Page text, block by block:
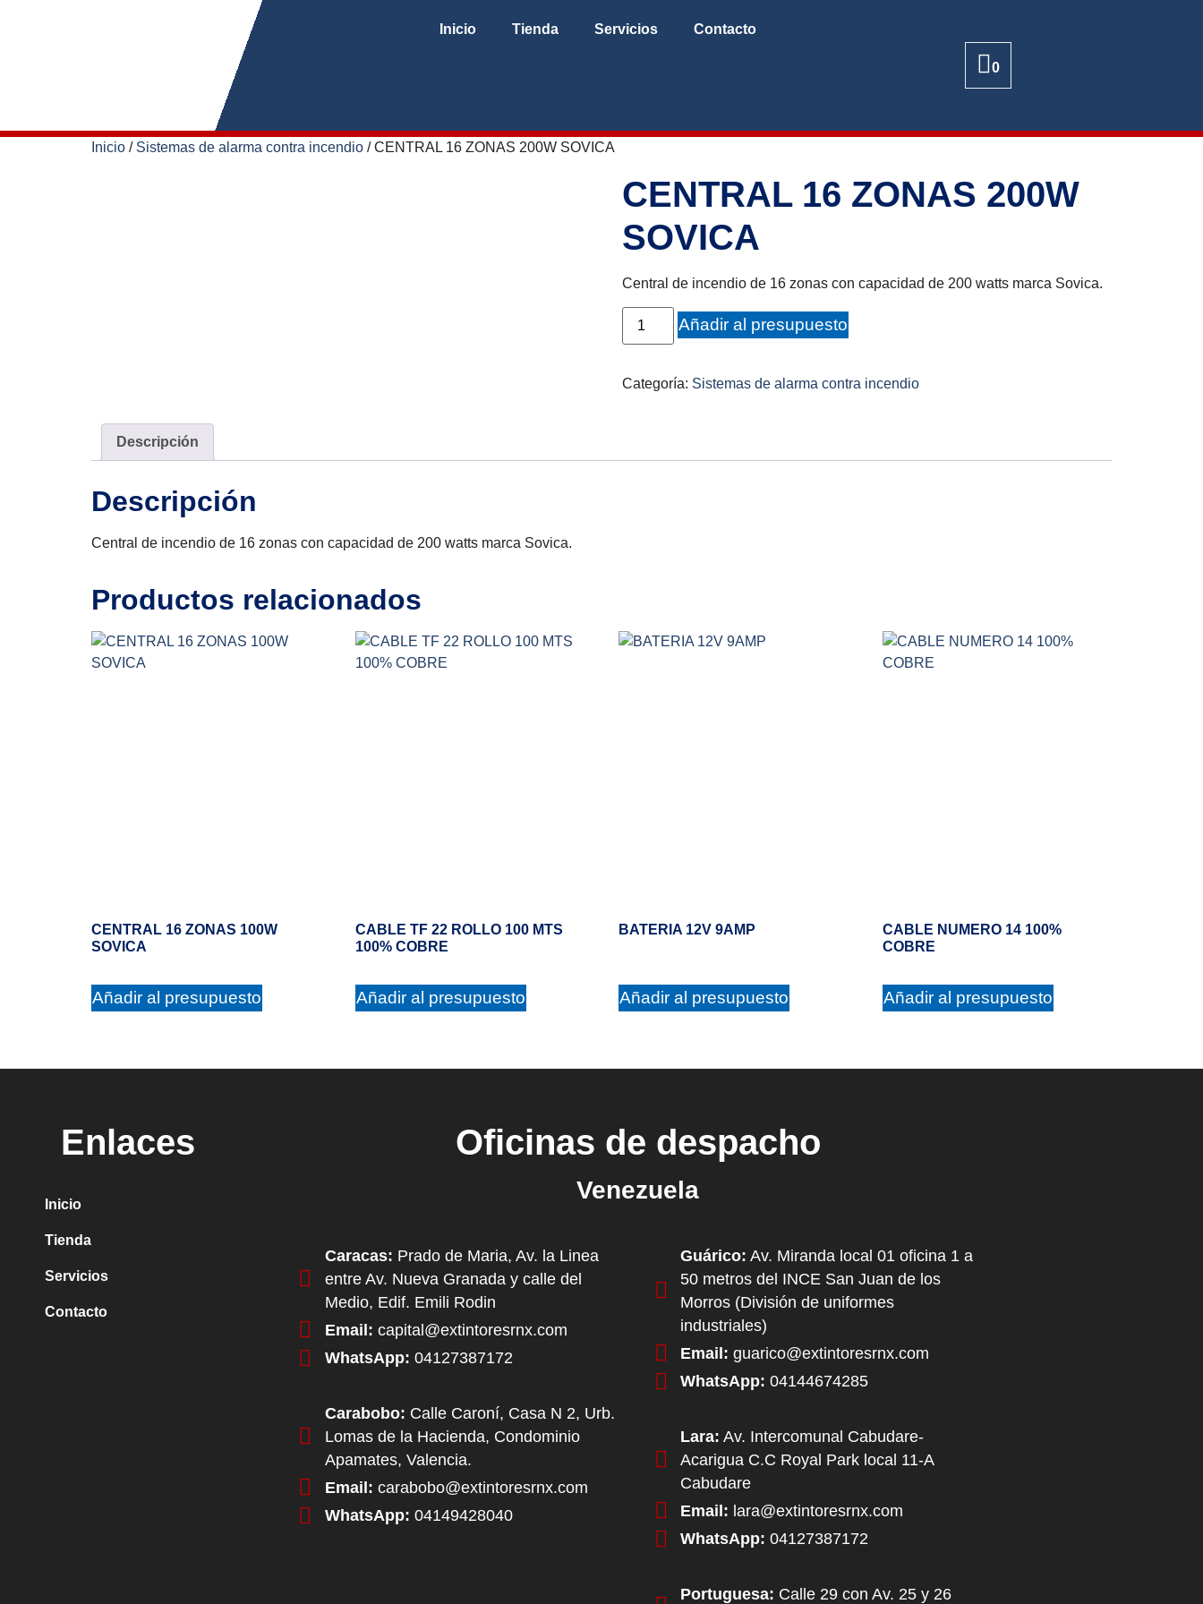
Inicio Tienda Servicios Contacto
0
Inicio / Sistemas de alarma contra incendio / CENTRAL 16 ZONAS 200W SOVICA
CENTRAL 16 ZONAS 200W
SOVICA
Central de incendio de 16 zonas con capacidad de 200 watts marca Sovica.
Añadir al presupuesto
Categoría: Sistemas de alarma contra incendio
Descripción
Descripción
Central de incendio de 16 zonas con capacidad de 200 watts marca Sovica.
Productos relacionados
CENTRAL 16 ZONAS 100W
SOVICA
Añadir al presupuesto
CABLE TF 22 ROLLO 100 MTS
100% COBRE
Añadir al presupuesto
BATERIA 12V 9AMP
Añadir al presupuesto
CABLE NUMERO 14 100%
COBRE
Añadir al presupuesto
Enlaces
Inicio
Tienda
Servicios
Contacto
Oficinas de despacho
Venezuela
Caracas: Prado de Maria, Av. la Linea
entre Av. Nueva Granada y calle del
Medio, Edif. Emili Rodin
Email: capital@extintoresrnx.com
WhatsApp: 04127387172
Carabobo: Calle Caroní, Casa N 2, Urb.
Lomas de la Hacienda, Condominio
Apamates, Valencia.
Email: carabobo@extintoresrnx.com
WhatsApp: 04149428040
Guárico: Av. Miranda local 01 oficina 1 a
50 metros del INCE San Juan de los
Morros (División de uniformes
industriales)
Email: guarico@extintoresrnx.com
WhatsApp: 04144674285
Lara: Av. Intercomunal Cabudare-
Acarigua C.C Royal Park local 11-A
Cabudare
Email: lara@extintoresrnx.com
WhatsApp: 04127387172
Portuguesa: Calle 29 con Av. 25 y 26